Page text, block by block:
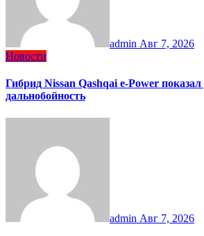
admin Авг 7, 2026
Новости
Гибрид Nissan Qashqai e-Power
дальнобойность
admin Авг 7, 2026